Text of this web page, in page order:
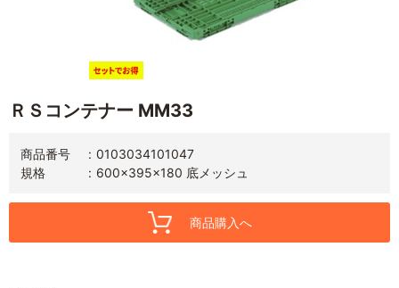
ＲＳコンテナー MM33
商品番号
0103034101047
規格
600×395×180 底メッシュ
商品購入へ